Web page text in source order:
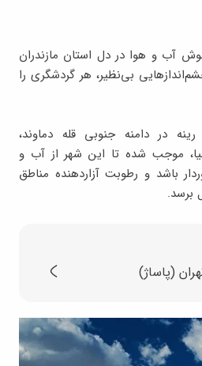
آب و هوا در دل استان مازندران
بی‌نظیر، هر گردشگری را
در دامنه جنوبی قله دماوند،
موجب شده تا این شهر از آب و
باشد و رطوبت آزاردهنده مناطق
برسد.